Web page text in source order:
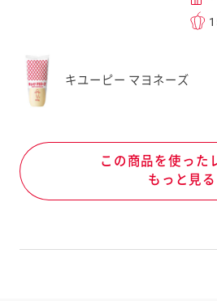
キユーピー マヨネーズ
この商品を使った
もっと見る